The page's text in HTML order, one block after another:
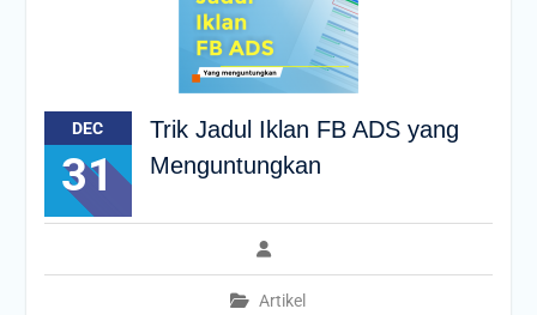
DEC
31
Trik Jadul Iklan FB ADS yang
Menguntungkan
Artikel